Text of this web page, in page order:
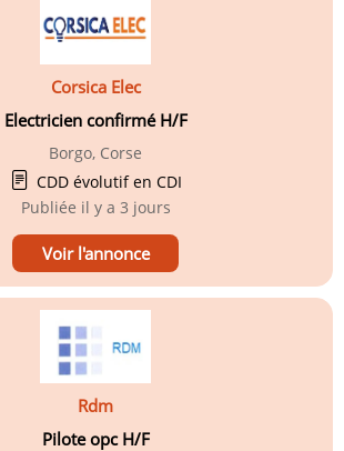
Corsica Elec
Electricien confirmé H/F
Borgo, Corse
CDD évolutif en CDI
Publiée il y a 3 jours
Voir l'annonce
Rdm
Pilote opc H/F